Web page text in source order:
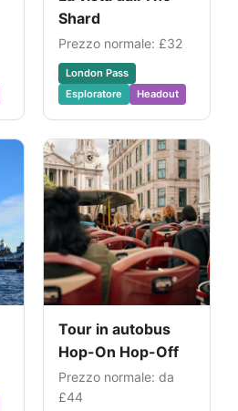
Shard
Prezzo normale: £32
London Pass
Esploratore
Headout
Tour in autobus
Hop-On Hop-Off
Prezzo normale: da
£44